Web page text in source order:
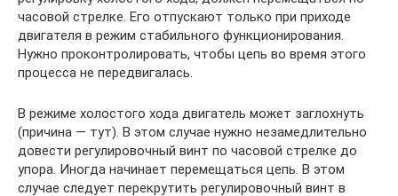
часовой стрелке. Его отпускают только при приходе
двигателя в режим стабильного функционирования.
Нужно проконтролировать, чтобы цепь во время этого
процесса не передвигалась.
В режиме холостого хода двигатель может заглохнуть
(причина — тут). В этом случае нужно незамедлительно
довести регулировочный винт по часовой стрелке до
упора. Иногда начинает перемещаться цепь. В этом
случае следует перекрутить регулировочный винт в